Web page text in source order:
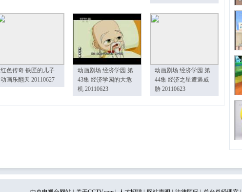
红色传奇 铁匠的儿子
动画乐翻天 20110627
动画剧场 经济学园 第
43集 经济学园的大危
机 20110623
动画剧场 经济学园 第
44集 经济之星遭遇威
胁 20110623